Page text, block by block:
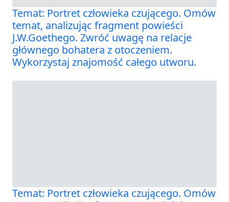
Temat: Portret człowieka czującego. Omów
temat, analizując fragment powieści
J.W.Goethego. Zwróć uwagę na relacje
głównego bohatera z otoczeniem.
Wykorzystaj znajomość całego utworu.
Temat: Portret człowieka czującego. Omów